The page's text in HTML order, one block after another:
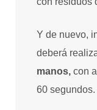
Y de nuevo,
deberá
manos,con
60 segundos.